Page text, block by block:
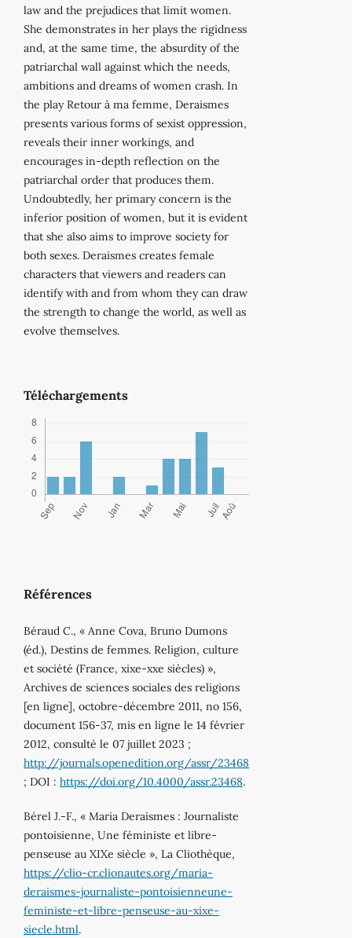
law and the prejudices that limit women.
She demonstrates in her plays the rigidness
and, at the same time, the absurdity of the
patriarchal wall against which the needs,
ambitions and dreams of women crash. In
the play Retour à ma femme, Deraismes
presents various forms of sexist oppression,
reveals their inner workings, and
encourages in-depth reflection on the
patriarchal order that produces them.
Undoubtedly, her primary concern is the
inferior position of women, but it is evident
that she also aims to improve society for
both sexes. Deraismes creates female
characters that viewers and readers can
identify with and from whom they can draw
the strength to change the world, as well as
evolve themselves.
Téléchargements
Références
Béraud C., « Anne Cova, Bruno Dumons
(éd.), Destins de femmes. Religion, culture
et société (France, xixe-xxe siècles) »,
Archives de sciences sociales des religions
[en ligne], octobre-décembre 2011, no 156,
document 156-37, mis en ligne le 14 février
2012, consulté le 07 juillet 2023 ;
http://journals.openedition.org/assr/23468
; DOI : https://doi.org/10.4000/assr.23468.
Bérel J.-F., « Maria Deraismes : Journaliste
pontoisienne, Une féministe et libre-
penseuse au XIXe siècle », La Cliothèque,
https://clio-cr.clionautes.org/maria-
deraismes-journaliste-pontoisienneune-
feministe-et-libre-penseuse-au-xixe-
siecle.html.